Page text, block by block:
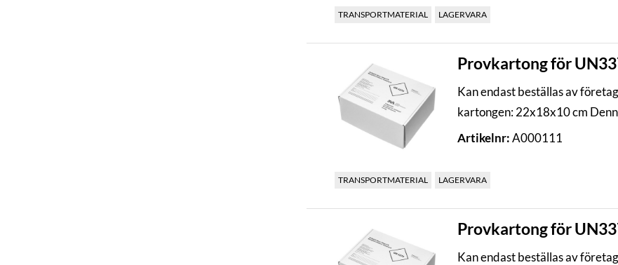
TRANSPORTMATERIAL LAGERVARA
Provkartong för
Kan endast beställas av
kartongen: 22x18x10 cm
Artikelnr:A000111
TRANSPORTMATERIAL LAGERVARA
Provkartong för
Kan endast beställas av